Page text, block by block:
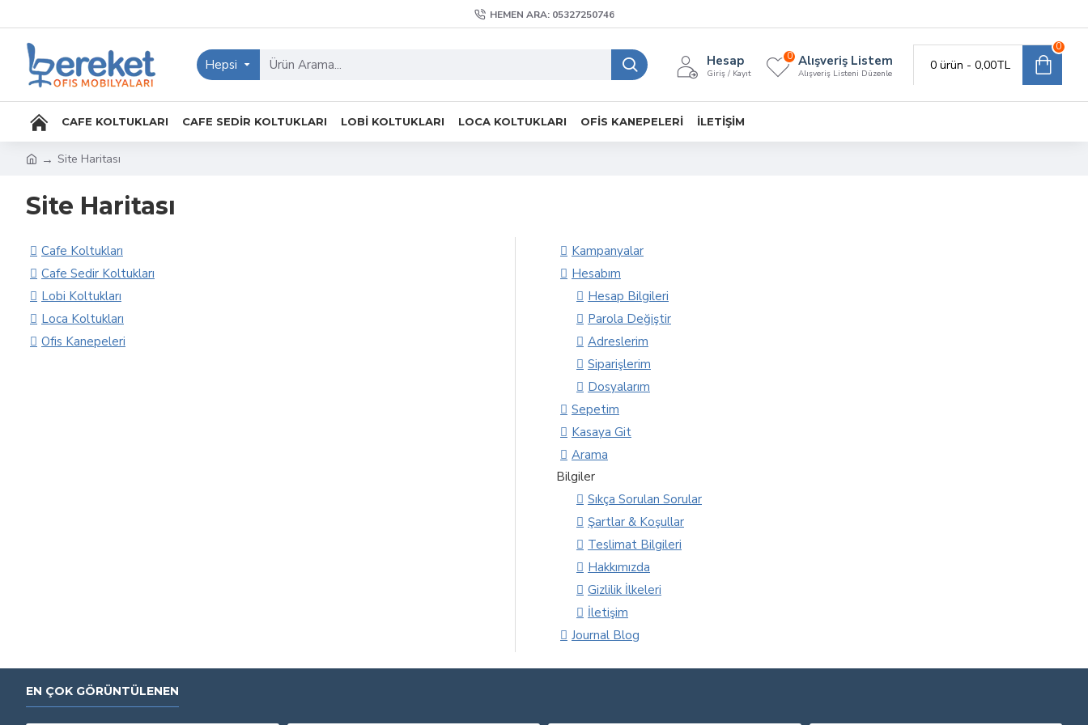
HEMEN ARA: 05327250746
Hepsi Hesap
Giriş / Kayıt
Alışveriş Listem
Alışveriş Listeni Düzenle
0
0 ürün - 0,00TL
0
CAFE KOLTUKLARI CAFE SEDIR KOLTUKLARI LOBI KOLTUKLARI LOCA KOLTUKLARI OFIS KANEPELERI İLETIŞIM
Site Haritası
Site Haritası
Cafe Koltukları
Cafe Sedir Koltukları
Lobi Koltukları
Loca Koltukları
Ofis Kanepeleri
Kampanyalar
Hesabım
Hesap Bilgileri
Parola Değiştir
Adreslerim
Siparişlerim
Dosyalarım
Sepetim
Kasaya Git
Arama
Bilgiler
Sıkça Sorulan Sorular
Şartlar & Koşullar
Teslimat Bilgileri
Hakkımızda
Gizlilik İlkeleri
İletişim
Journal Blog
EN ÇOK GÖRÜNTÜLENEN